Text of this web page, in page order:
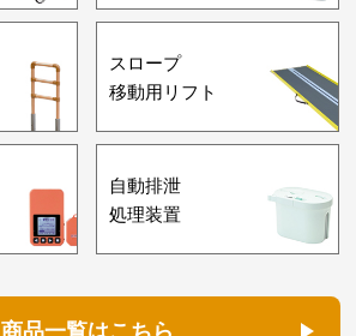
スロープ
移動用リフト
自動排泄
処理装置